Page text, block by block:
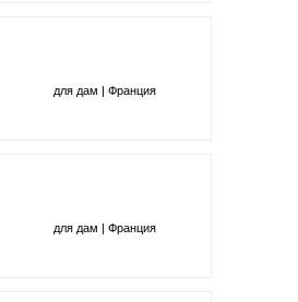
для дам | Франция
для дам | Франция